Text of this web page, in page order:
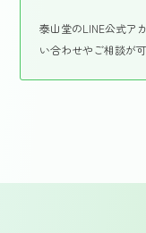
泰山堂のLINE公式ア
い合わせやご相談が